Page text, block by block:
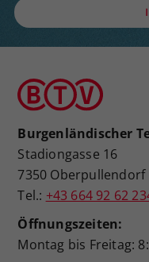
Burgenländischer
Stadiongasse 16
7350 Oberpullendorf
Tel.: +43 664 92 62
Öffnungszeiten:
Montag bis Freitag: